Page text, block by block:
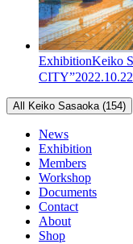
ExhibitionKeiko
CITY”
All Keiko Sasaoka (154)
News
Exhibition
Members
Workshop
Documents
Contact
About
Shop